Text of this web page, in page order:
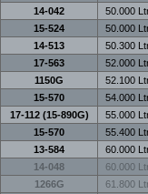
14-042
50.000
15-524
50.000
14-513
50.300
17-563
52.000
1150G
52.100
15-570
54.000
17-112 (15-890G)
55.000
15-570
55.400
13-584
60.000
14-048
60.000
1266G
61.800